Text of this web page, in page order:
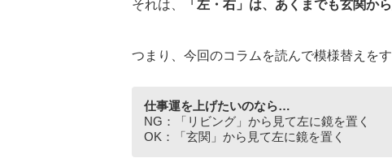
それは、
「左・右」は、あくまでも玄関か
つまり、今回のコラムを読んで模様替えをす
仕事運を上げたいのなら…
NG：「リビング」から見て左に鏡を置く
OK：「玄関」から見て左に鏡を置く